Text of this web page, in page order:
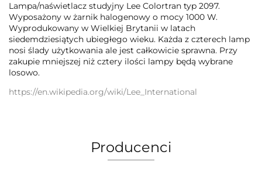
Lampa/naświetlacz studyjny Lee Colortran typ 2097.
Wyposażony w żarnik halogenowy o mocy 1000 W.
Wyprodukowany w Wielkiej Brytanii w latach
siedemdziesiątych ubiegłego wieku. Każda z czterech lamp
nosi ślady użytkowania ale jest całkowicie sprawna. Przy
zakupie mniejszej niż cztery ilości lampy będą wybrane
losowo.
https://en.wikipedia.org/wiki/Lee_International
Producenci